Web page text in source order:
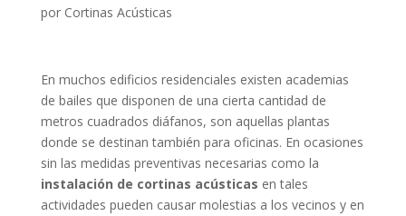
por Cortinas Acústicas
En muchos edificios residenciales existen academias
de bailes que disponen de una cierta cantidad de
metros cuadrados diáfanos, son aquellas plantas
donde se destinan también para oficinas. En ocasiones
sin las medidas preventivas necesarias como la
instalación de cortinas acústicas en tales
actividades pueden causar molestias a los vecinos y en